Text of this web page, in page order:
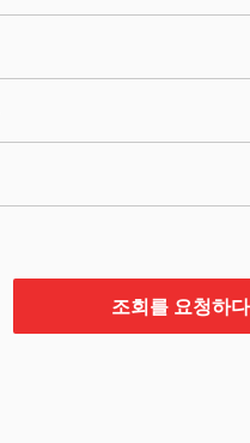
조회를 요청하다